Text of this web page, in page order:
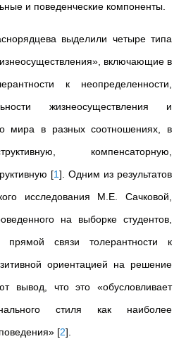
и поведенческие компоненты.
выделили четыре типа
включающие в
к неопределенности,
жизнеосуществления и
мира в разных соотношениях, в
компенсаторную,
[1] . Одним из результатов
исследования М.Е.
Сачковой,
на выборке студентов,
прямой связи толерантности к
ориентацией на решение
вывод, что это «обусловливает
стиля как наиболее
[2]